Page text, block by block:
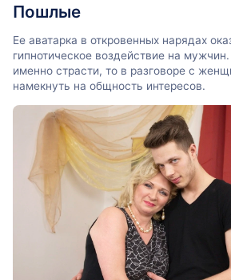
Пошлые
Ее аватарка в откровенных нарядах
гипнотическое воздействие на
именно страсти, то в разговоре с
намекнуть на общность интересов.